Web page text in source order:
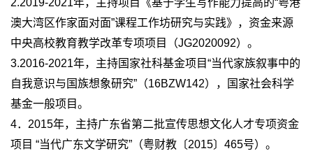
澳大湾区作家面对面”课程工作坊研究与实践》，资金来源
中央高校教育教学改革专项项目（JG2020092）。
3.2016-2021年，主持国家社科基金项目“当代家族叙事中的
自我意识与国族想象研究”（16BZW142），国家社会科学
基金一般项目。
4．2015年，主持广东省第二批宣传思想文化人才专项资金
项目 “当代广东文学研究”（粤财教〔2015〕465号）。